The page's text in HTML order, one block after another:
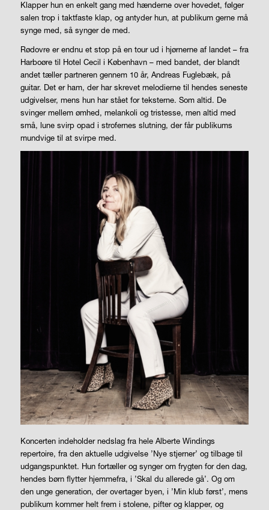
Klapper hun en enkelt gang med hænderne over hovedet, følger
salen trop i taktfaste klap, og antyder hun, at publikum gerne må
synge med, så synger de med.
Rødovre er endnu et stop på en tour ud i hjørnerne af landet – fra
Harboøre til Hotel Cecil i København – med bandet, der blandt
andet tæller partneren gennem 10 år, Andreas Fuglebæk, på
guitar. Det er ham, der har skrevet melodierne til hendes seneste
udgivelser, mens hun har stået for teksterne. Som altid. De
svinger mellem ømhed, melankoli og tristesse, men altid med
små, lune svirp opad i strofernes slutning, der får publikums
mundvige til at svirpe med.
Koncerten indeholder nedslag fra hele Alberte Windings
repertoire, fra den aktuelle udgivelse ’Nye stjerner’ og tilbage til
udgangspunktet. Hun fortæller og synger om frygten for den dag,
hendes børn flytter hjemmefra, i ’Skal du allerede gå’. Og om
den unge generation, der overtager byen, i ’Min klub først’, mens
publikum kommer helt frem i stolene, pifter og klapper, og